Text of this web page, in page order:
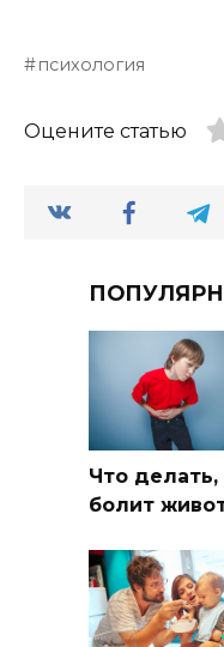
психология
Оцените статью
Что делать,
болит